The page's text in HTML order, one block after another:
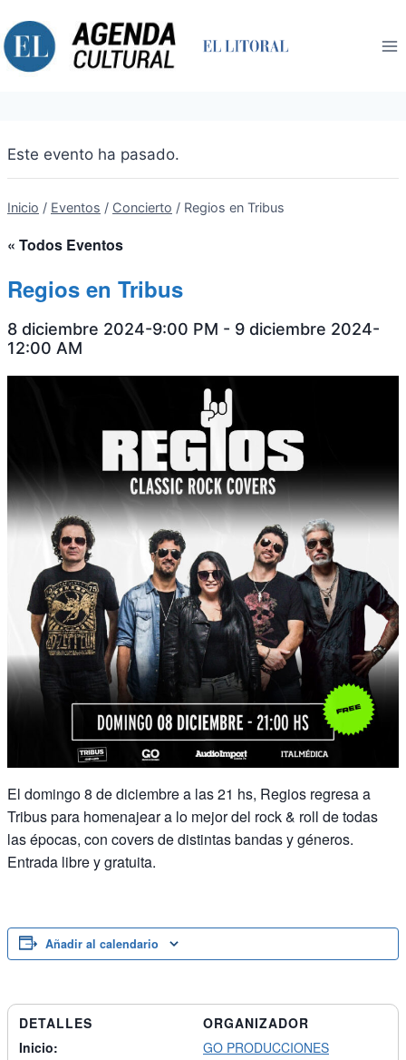
al
contenido
Este evento ha pasado.
Inicio / Eventos / Concierto / Regios en Tribus
« Todos Eventos
Regios en Tribus
8 diciembre 2024-9:00 PM - 9 diciembre 2024-
12:00 AM
El domingo 8 de diciembre a las 21 hs, Regios regresa a
Tribus para homenajear a lo mejor del rock & roll de todas
las épocas, con covers de distintas bandas y géneros.
Entrada libre y gratuita.
Añadir al calendario
DETALLES
Inicio:
ORGANIZADOR
GO PRODUCCIONES